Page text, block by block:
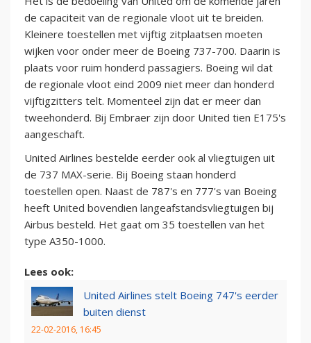
de capaciteit van de regionale vloot uit te breiden.
Kleinere toestellen met vijftig zitplaatsen moeten
wijken voor onder meer de Boeing 737-700. Daarin is
plaats voor ruim honderd passagiers. Boeing wil dat
de regionale vloot eind 2009 niet meer dan honderd
vijftigzitters telt. Momenteel zijn dat er meer dan
tweehonderd. Bij Embraer zijn door United tien E175's
aangeschaft.
United Airlines bestelde eerder ook al vliegtuigen uit
de 737 MAX-serie. Bij Boeing staan honderd
toestellen open. Naast de 787's en 777's van Boeing
heeft United bovendien langeafstandsvliegtuigen bij
Airbus besteld. Het gaat om 35 toestellen van het
type A350-1000.
Lees ook:
United Airlines stelt Boeing 747's eerder
buiten dienst
22-02-2016, 16:45